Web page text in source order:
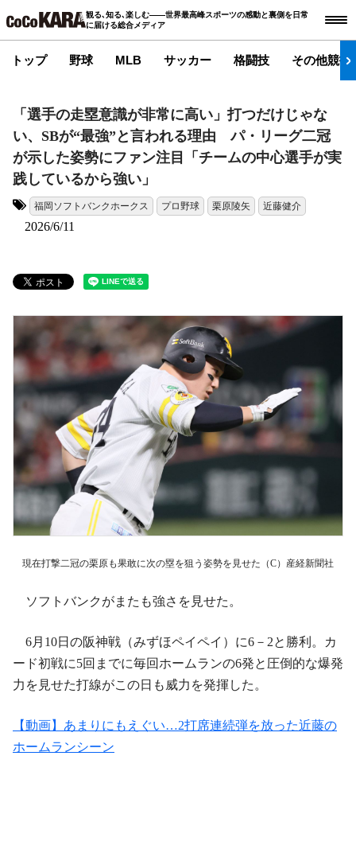
観る､知る､楽しむ――世界最高峰スポーツの感動と裏側を日常
に届ける総合メディア
トップ 野球 MLB サッカー 格闘技 その他競技
「選手の走塁意識が非常に高い」打つだけじゃな
い、SBが“最強”と言われる理由 パ・リーグ二冠
が示した姿勢にファン注目「チームの中心選手が実
践しているから強い」
福岡ソフトバンクホークス プロ野球 栗原陵矢 近藤健介
2026/6/11
現在打撃二冠の栗原も果敢に次の塁を狙う姿勢を見せた（C）産経新聞社
ソフトバンクがまたも強さを見せた。
6月10日の阪神戦（みずほペイペイ）に6－2と勝利。カ
ード初戦に5回までに毎回ホームランの6発と圧倒的な爆発
力を見せた打線がこの日も威力を発揮した。
【動画】あまりにもえぐい…2打席連続弾を放った近藤の
ホームランシーン